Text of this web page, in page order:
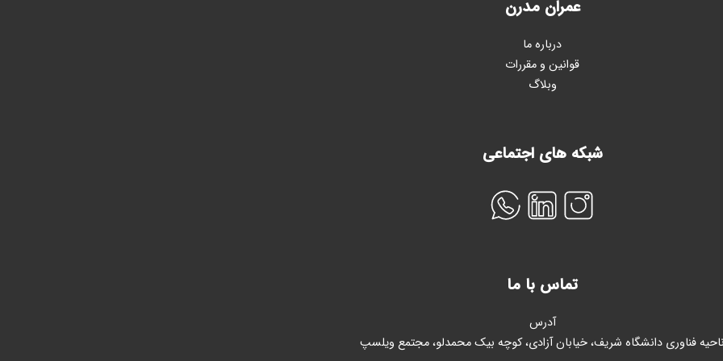
عمران مدرن
درباره ما
قوانین و مقررات
وبلاگ
شبکه های اجتماعی
تماس با ما
آدرس
فناوری دانشگاه شریف، خیابان آزادی، کوچه بیک محمدلو، مجتمع ویلسپ